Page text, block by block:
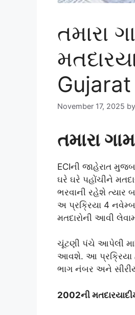
તમારા
November 17, 2025 by
તમારા
ECIની જાહેરાત
ઘરે ઘરે પહોંચીને
ભરવાની રહેશે ત્યાર
અ પ્રક્રિયા 4
મતદારોની આવી
ચૂંટણી પંચે આપેલી
આવશે. આ પ્રક્રિયા
ભાગ નંબર અને
2002ની